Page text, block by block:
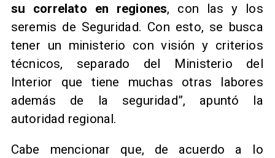
su correlato en regiones, con las y los
seremis de Seguridad. Con esto, se busca
tener un ministerio con visión y criterios
técnicos, separado del Ministerio del
Interior que tiene muchas otras labores
además de la seguridad”, apuntó la
autoridad regional.
Cabe mencionar que, de acuerdo a lo